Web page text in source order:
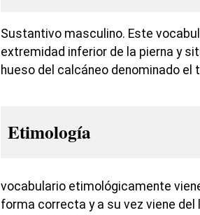
Sustantivo masculino. Este
extremidad inferior de la pierna y
hueso del calcáneo denominado el
Etimología
vocabulario etimológicamente
forma correcta y a su vez viene del